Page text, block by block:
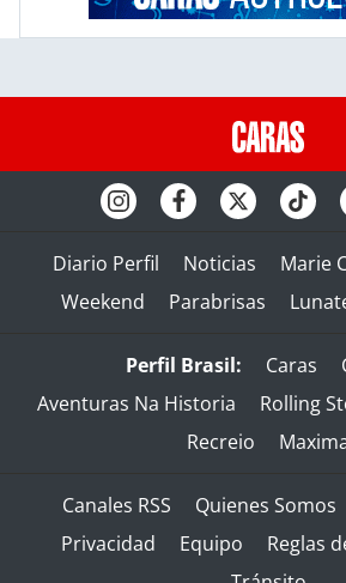
Diario Perfil Noticias Marie
Weekend
Parabrisas
Perfil Brasil: Caras
Aventuras Na Historia
Rolling
Recreio
Canales RSS Quienes Somos
Privacidad
Equipo
Reglas